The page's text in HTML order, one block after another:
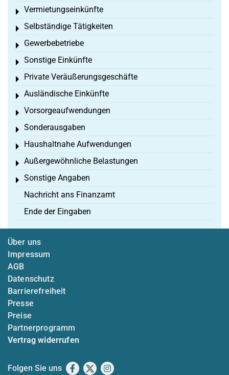
Vermietungseinkünfte
Toggle menu
Selbständige Tätigkeiten
Toggle menu
Gewerbebetriebe
Toggle menu
Sonstige Einkünfte
Toggle menu
Private Veräußerungsgeschäfte
Toggle menu
Ausländische Einkünfte
Toggle menu
Vorsorgeaufwendungen
Toggle menu
Sonderausgaben
Toggle menu
Haushaltnahe Aufwendungen
Toggle menu
Außergewöhnliche Belastungen
Toggle menu
Sonstige Angaben
Toggle menu
Nachricht ans Finanzamt
Ende der Eingaben
Über uns
Impressum
AGB
Datenschutz
Barrierefreiheit
Presse
Preise
Partnerprogramm
Vertrag widerrufen
Folgen Sie uns Facebook
X Instagram